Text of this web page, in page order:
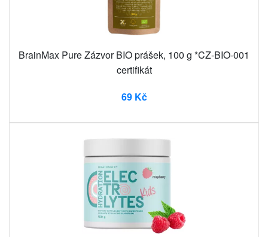
BrainMax Pure Zázvor BIO prášek, 100 g *CZ-BIO-001
certifikát
69 Kč